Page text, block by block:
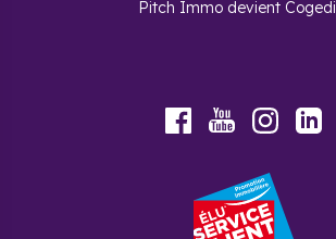
Pitch Immo devient
FacebookYoutube